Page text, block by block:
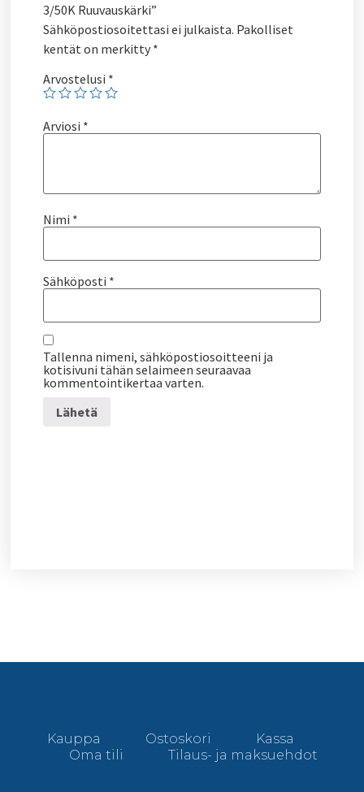
3/50K Ruuvauskärki”
Sähköpostiosoitettasi ei julkaista. Pakolliset
kentät on merkitty *
Arvostelusi *
Arviosi *
Nimi *
Sähköposti *
Tallenna nimeni, sähköpostiosoitteeni ja
kotisivuni tähän selaimeen seuraavaa
kommentointikertaa varten.
Kauppa Ostoskori
Kassa
Oma tili
Tilaus- ja maksuehdot